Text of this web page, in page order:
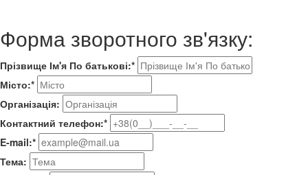
Форма зворотного зв'язку:
Прізвище Ім'я По батькові:*
Місто:*
Організація:
Контактний телефон:*
E-mail:*
Тема: